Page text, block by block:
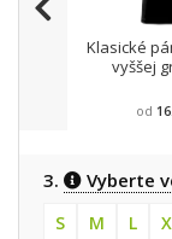
Klasické
vyššej
od
3. Vyberte
S
M L